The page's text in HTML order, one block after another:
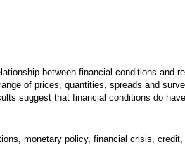
between financial conditions and
of prices, quantities, spreads and
suggest that financial conditions do
monetary policy, financial crisis, credit,